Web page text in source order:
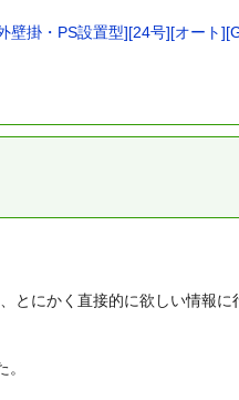
壁掛・PS設置型][24号][オート
とにかく直接的に欲しい情報に